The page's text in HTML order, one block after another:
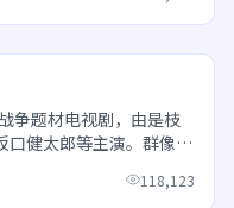
争题材电视剧，由是枝
口健太郎等主演。群像戏
118,123